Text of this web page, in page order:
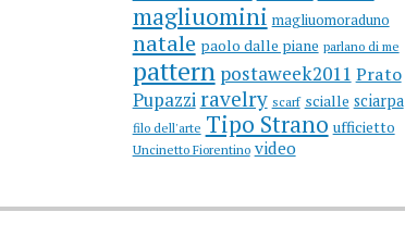
magliuomini magliuomoraduno
natale paolo dalle piane parlano di me
pattern postaweek2011 Prato
Pupazziravelry scarf scialle sciarpa
filo dell'arte Tipo Strano ufficietto
Uncinetto Fiorentino video